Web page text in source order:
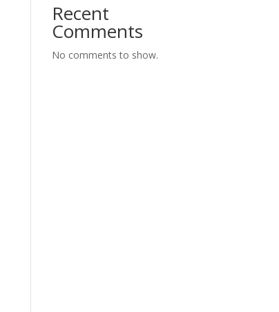
Recent
Comments
No comments to show.